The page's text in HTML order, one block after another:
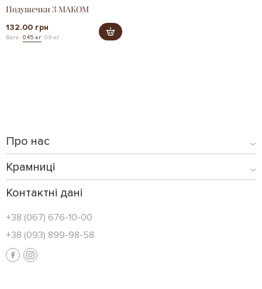
Подушечки З МАКОМ
132.00 грн
Вага: 0.45 кг 0.9 кг
Про нас
Крамниці
Контактні дані
+38 (067) 676-10-00
+38 (093) 899-98-58